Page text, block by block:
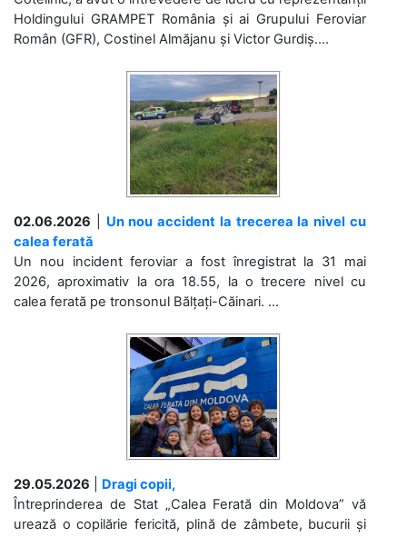
Holdingului GRAMPET România și ai Grupului Feroviar
Român (GFR), Costinel Almăjanu și Victor Gurdiș....
02.06.2026
Un nou accident la trecerea la nivel cu
calea ferată
Un nou incident feroviar a fost înregistrat la 31 mai
2026, aproximativ la ora 18.55, la o trecere nivel cu
calea ferată pe tronsonul Bălțați-Căinari. ...
29.05.2026
Dragi copii,
Întreprinderea de Stat „Calea Ferată din Moldova” vă
urează o copilărie fericită, plină de zâmbete, bucurii și